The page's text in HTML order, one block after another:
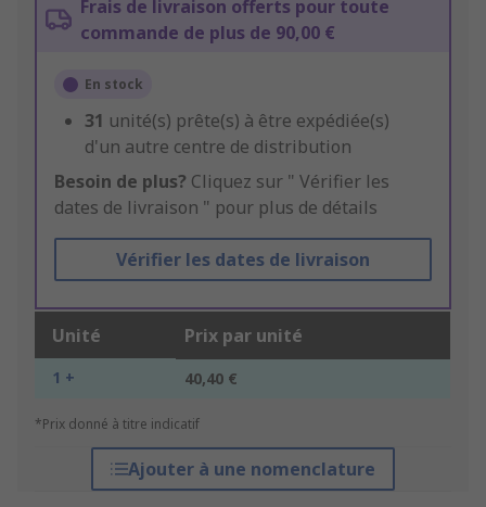
Frais de livraison offerts pour toute
commande de plus de 90,00 €
En stock
31 unité(s) prête(s) à être expédiée(s)
d'un autre centre de distribution
Besoin de plus? Cliquez sur " Vérifier les
dates de livraison " pour plus de détails
Vérifier les dates de livraison
Unité Prix par unité
1 + 40,40 €
*Prix donné à titre indicatif
Ajouter à une nomenclature